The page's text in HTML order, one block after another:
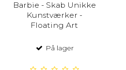
Barbie - Skab Unikke
Kunstværker -
Floating Art
På lager